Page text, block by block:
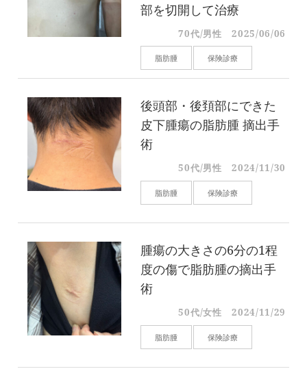
部を切開して治療
70代/男性 2025/06/06
脂肪腫 保険診療
後頭部・後頚部にできた
皮下腫瘍の脂肪腫 摘出手
術
50代/男性 2024/11/30
脂肪腫 保険診療
腫瘍の大きさの6分の1程
度の傷で脂肪腫の摘出手
術
50代/女性 2024/11/29
脂肪腫 保険診療